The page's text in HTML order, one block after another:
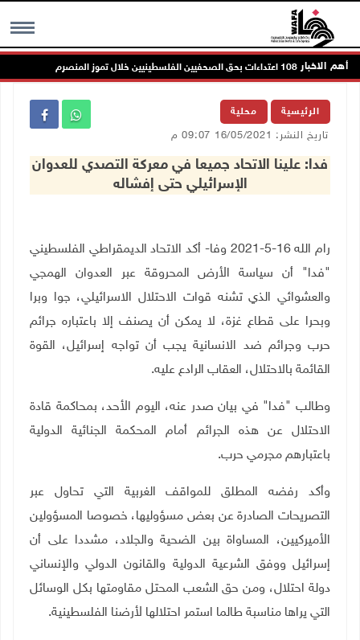
MENU أهم الاخبار
بحق الصحفيين الفلسطينيين خلال تموز المنصرم
الرئيسية محلية
تاريخ النشر: 16/05/2021 09:07 م
فدا: علينا الاتحاد جميعا في معركة التصدي للعدوان
الإسرائيلي حتى إفشاله
رام الله 16-5-2021 وفا- أكد الاتحاد الديمقراطي الفلسطيني
"فدا" أن سياسة الأرض المحروقة عبر العدوان الهمجي
والعشوائي الذي تشنه قوات الاحتلال الاسرائيلي، جوا وبرا
وبحرا على قطاع غزة، لا يمكن أن يصنف إلا باعتباره جرائم
حرب وجرائم ضد الانسانية يجب أن تواجه إسرائيل، القوة
القائمة بالاحتلال، العقاب الرادع عليه.
وطالب "فدا" في بيان صدر عنه، اليوم الأحد، بمحاكمة قادة
الاحتلال عن هذه الجرائم أمام المحكمة الجنائية الدولية
باعتبارهم مجرمي حرب.
وأكد رفضه المطلق للمواقف الغربية التي تحاول عبر
التصريحات الصادرة عن بعض مسؤوليها، خصوصا المسؤولين
الأميركيين، المساواة بين الضحية والجلاد، مشددا على أن
إسرائيل ووفق الشرعية الدولية والقانون الدولي والإنساني
دولة احتلال، ومن حق الشعب المحتل مقاومتها بكل الوسائل
التي يراها مناسبة طالما استمر احتلالها لأرضنا الفلسطينية.